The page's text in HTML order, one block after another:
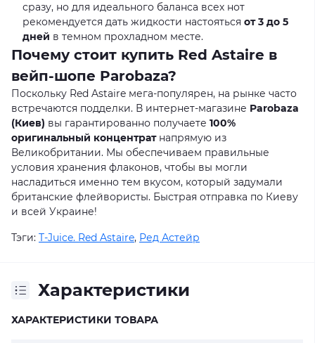
сразу, но для идеального баланса всех нот
рекомендуется дать жидкости настояться от 3 до 5
дней в темном прохладном месте.
Почему стоит купить Red Astaire в
вейп-шопе Parobaza?
Поскольку Red Astaire мега-популярен, на рынке часто
встречаются подделки. В интернет-магазине Parobaza
(Киев) вы гарантированно получаете 100%
оригинальный концентратнапрямую из
Великобритании. Мы обеспечиваем правильные
условия хранения флаконов, чтобы вы могли
насладиться именно тем вкусом, который задумали
британские флейвористы. Быстрая отправка по Киеву
и всей Украине!
Тэги: T-Juice. Red Astaire, Ред Астейр
Характеристики
ХАРАКТЕРИСТИКИ ТОВАРА